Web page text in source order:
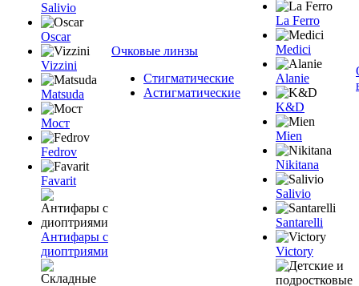
Salivio
Oscar
Vizzini
Matsuda
Мост
Fedrov
Favarit
Антифары с
диоптриями
Очковые линзы
Стигматические
Астигматические
La Ferro
Medici
Alanie
K&D
Mien
Nikitana
Salivio
Santarelli
Victory